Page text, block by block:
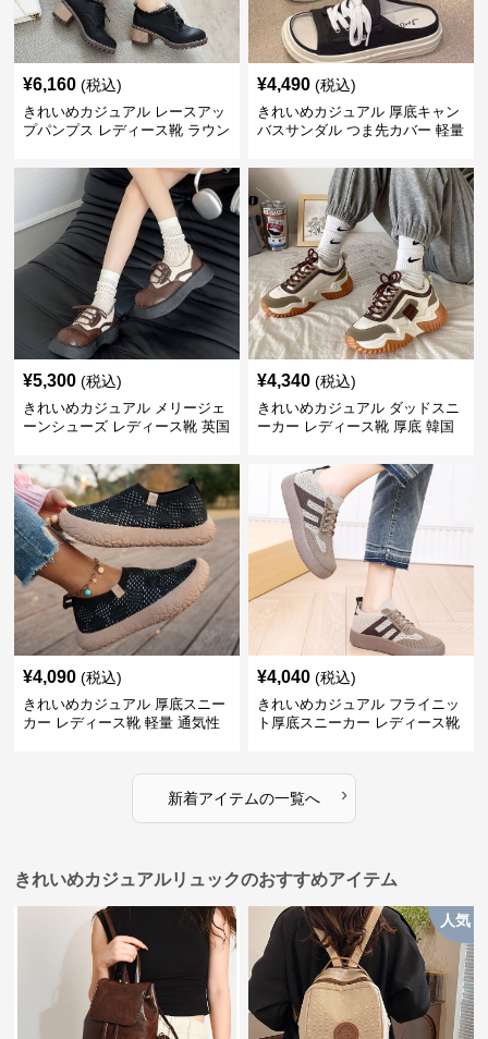
¥6,160 (税込)
きれいめカジュアル レースアッ
プパンプス レディース靴 ラウン
上品 カジュアルシューズ
¥4,490 (税込)
きれいめカジュアル 厚底キャン
バスサンダル つま先カバー 軽量
アルシューズ
¥5,300 (税込)
きれいめカジュアル メリージェ
ーンシューズ レディース靴 英国
ラシカル フラットパンプス
¥4,340 (税込)
きれいめカジュアル ダッドスニ
ーカー レディース靴 厚底 韓国
美脚 スポーティー
¥4,090 (税込)
きれいめカジュアル 厚底スニー
カー レディース靴 軽量 通気性
¥4,040 (税込)
きれいめカジュアル フライニッ
ト厚底スニーカー レディース靴
ズ
新着アイテムの一覧へ ›
きれいめカジュアルリュックのおすすめアイテム
人気